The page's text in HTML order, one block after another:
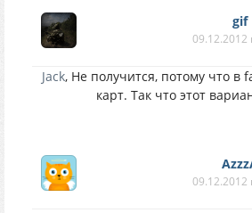
gif
09.12.2012
Jack, Не получится, потому что в
карт. Так что этот
09.12.2012